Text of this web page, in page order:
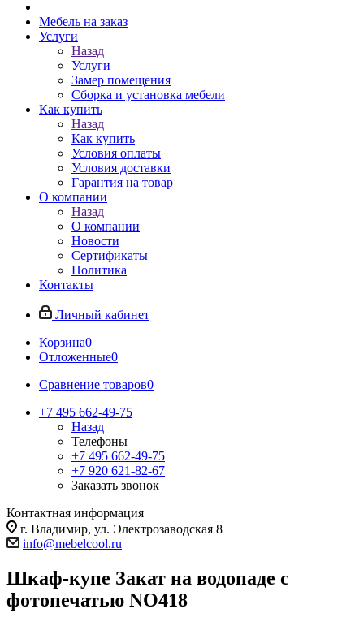
Мебель на заказ
Услуги
Назад
Услуги
Замер помещения
Сборка и установка мебели
Как купить
Назад
Как купить
Условия оплаты
Условия доставки
Гарантия на товар
О компании
Назад
О компании
Новости
Сертификаты
Политика
Контакты
Личный кабинет
Корзина0
Отложенные0
Сравнение товаров0
+7 495 662-49-75
Назад
Телефоны
+7 495 662-49-75
+7 920 621-82-67
Заказать звонок
Контактная информация
г. Владимир, ул. Электрозаводская 8
info@mebelcool.ru
Шкаф-купе Закат на водопаде с
фотопечатью NO418